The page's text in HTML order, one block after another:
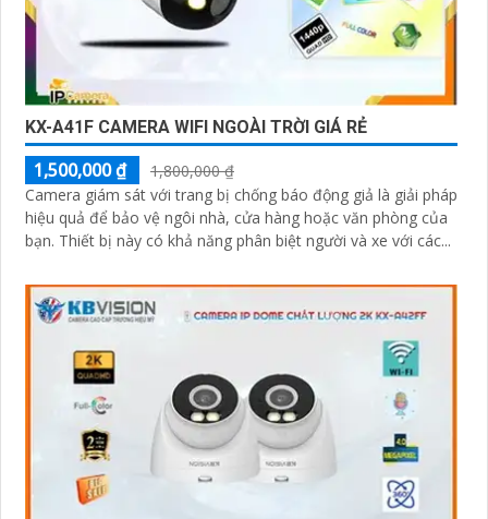
KX-A41F CAMERA WIFI NGOÀI TRỜI GIÁ RẺ
1,500,000 ₫
1,800,000 ₫
Camera giám sát với trang bị chống báo động giả là giải pháp
hiệu quả để bảo vệ ngôi nhà, cửa hàng hoặc văn phòng của
bạn. Thiết bị này có khả năng phân biệt người và xe với các...